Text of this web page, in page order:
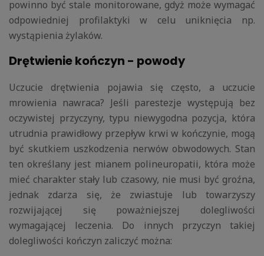
powinno być stale monitorowane, gdyż może wymagać
odpowiedniej profilaktyki w celu uniknięcia np.
wystąpienia żylaków.
Drętwienie kończyn - powody
Uczucie drętwienia pojawia się często, a uczucie
mrowienia nawraca? Jeśli parestezje występują bez
oczywistej przyczyny, typu niewygodna pozycja, która
utrudnia prawidłowy przepływ krwi w kończynie, mogą
być skutkiem uszkodzenia nerwów obwodowych. Stan
ten określany jest mianem polineuropatii, która może
mieć charakter stały lub czasowy, nie musi być groźna,
jednak zdarza się, że zwiastuje lub towarzyszy
rozwijającej się poważniejszej dolegliwości
wymagającej leczenia. Do innych przyczyn takiej
dolegliwości kończyn zaliczyć można: